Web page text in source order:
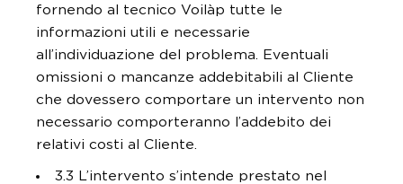
fornendo al tecnico Voilàp tutte le
informazioni utili e necessarie
all’individuazione del problema. Eventuali
omissioni o mancanze addebitabili al Cliente
che dovessero comportare un intervento non
necessario comporteranno l’addebito dei
relativi costi al Cliente.
3.3 L’intervento s’intende prestato nel